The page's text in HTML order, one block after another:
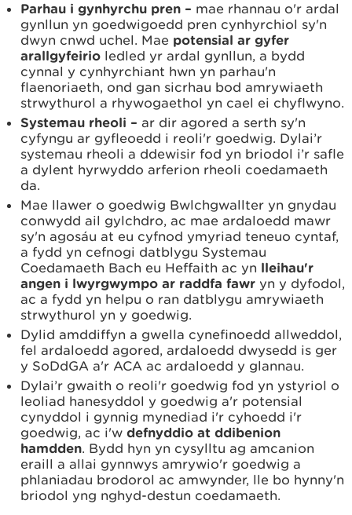
Parhau i gynhyrchu pren – mae rhannau o'r ardal
gynllun yn goedwigoedd pren cynhyrchiol sy'n
dwyn cnwd uchel. Mae potensial ar gyfer
arallgyfeirio ledled yr ardal gynllun, a bydd
cynnal y cynhyrchiant hwn yn parhau'n
flaenoriaeth, ond gan sicrhau bod amrywiaeth
strwythurol a rhywogaethol yn cael ei chyflwyno.
Systemau rheoli – ar dir agored a serth sy'n
cyfyngu ar gyfleoedd i reoli'r goedwig. Dylai’r
systemau rheoli a ddewisir fod yn briodol i’r safle
a dylent hyrwyddo arferion rheoli coedamaeth
da.
Mae llawer o goedwig Bwlchgwallter yn gnydau
conwydd ail gylchdro, ac mae ardaloedd mawr
sy'n agosáu at eu cyfnod ymyriad teneuo cyntaf,
a fydd yn cefnogi datblygu Systemau
Coedamaeth Bach eu Heffaith ac yn lleihau'r
angen i lwyrgwympo ar raddfa fawr yn y dyfodol,
ac a fydd yn helpu o ran datblygu amrywiaeth
strwythurol yn y goedwig.
Dylid amddiffyn a gwella cynefinoedd allweddol,
fel ardaloedd agored, ardaloedd dwysedd is ger
y SoDdGA a'r ACA ac ardaloedd y glannau.
Dylai’r gwaith o reoli'r goedwig fod yn ystyriol o
leoliad hanesyddol y goedwig a'r potensial
cynyddol i gynnig mynediad i'r cyhoedd i'r
goedwig, ac i'w defnyddio at ddibenion
hamdden. Bydd hyn yn cysylltu ag amcanion
eraill a allai gynnwys amrywio'r goedwig a
phlaniadau brodorol ac amwynder, lle bo hynny'n
briodol yng nghyd-destun coedamaeth.